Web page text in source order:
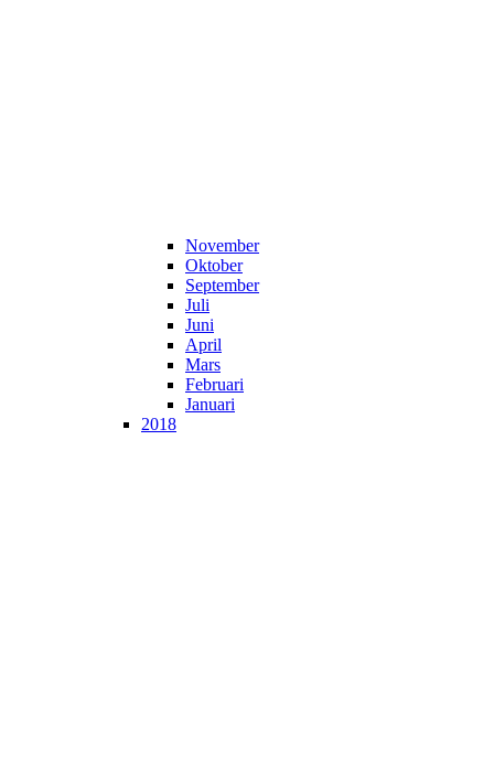
November
Oktober
September
Juli
Juni
April
Mars
Februari
Januari
2018